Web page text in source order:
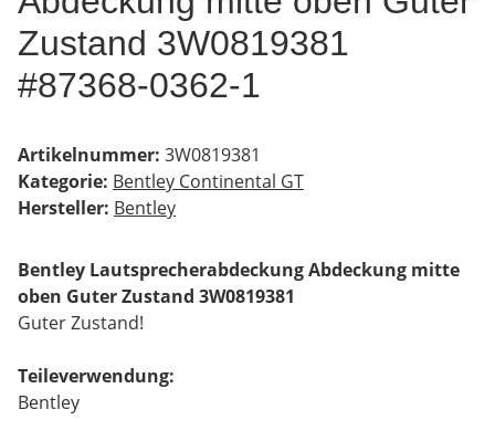
Zustand 3W0819381
#87368-0362-1
Artikelnummer: 3W0819381
Kategorie: Bentley Continental GT
Hersteller: Bentley
Bentley Lautsprecherabdeckung Abdeckung mitte
oben Guter Zustand 3W0819381
Guter Zustand!
Teileverwendung:
Bentley